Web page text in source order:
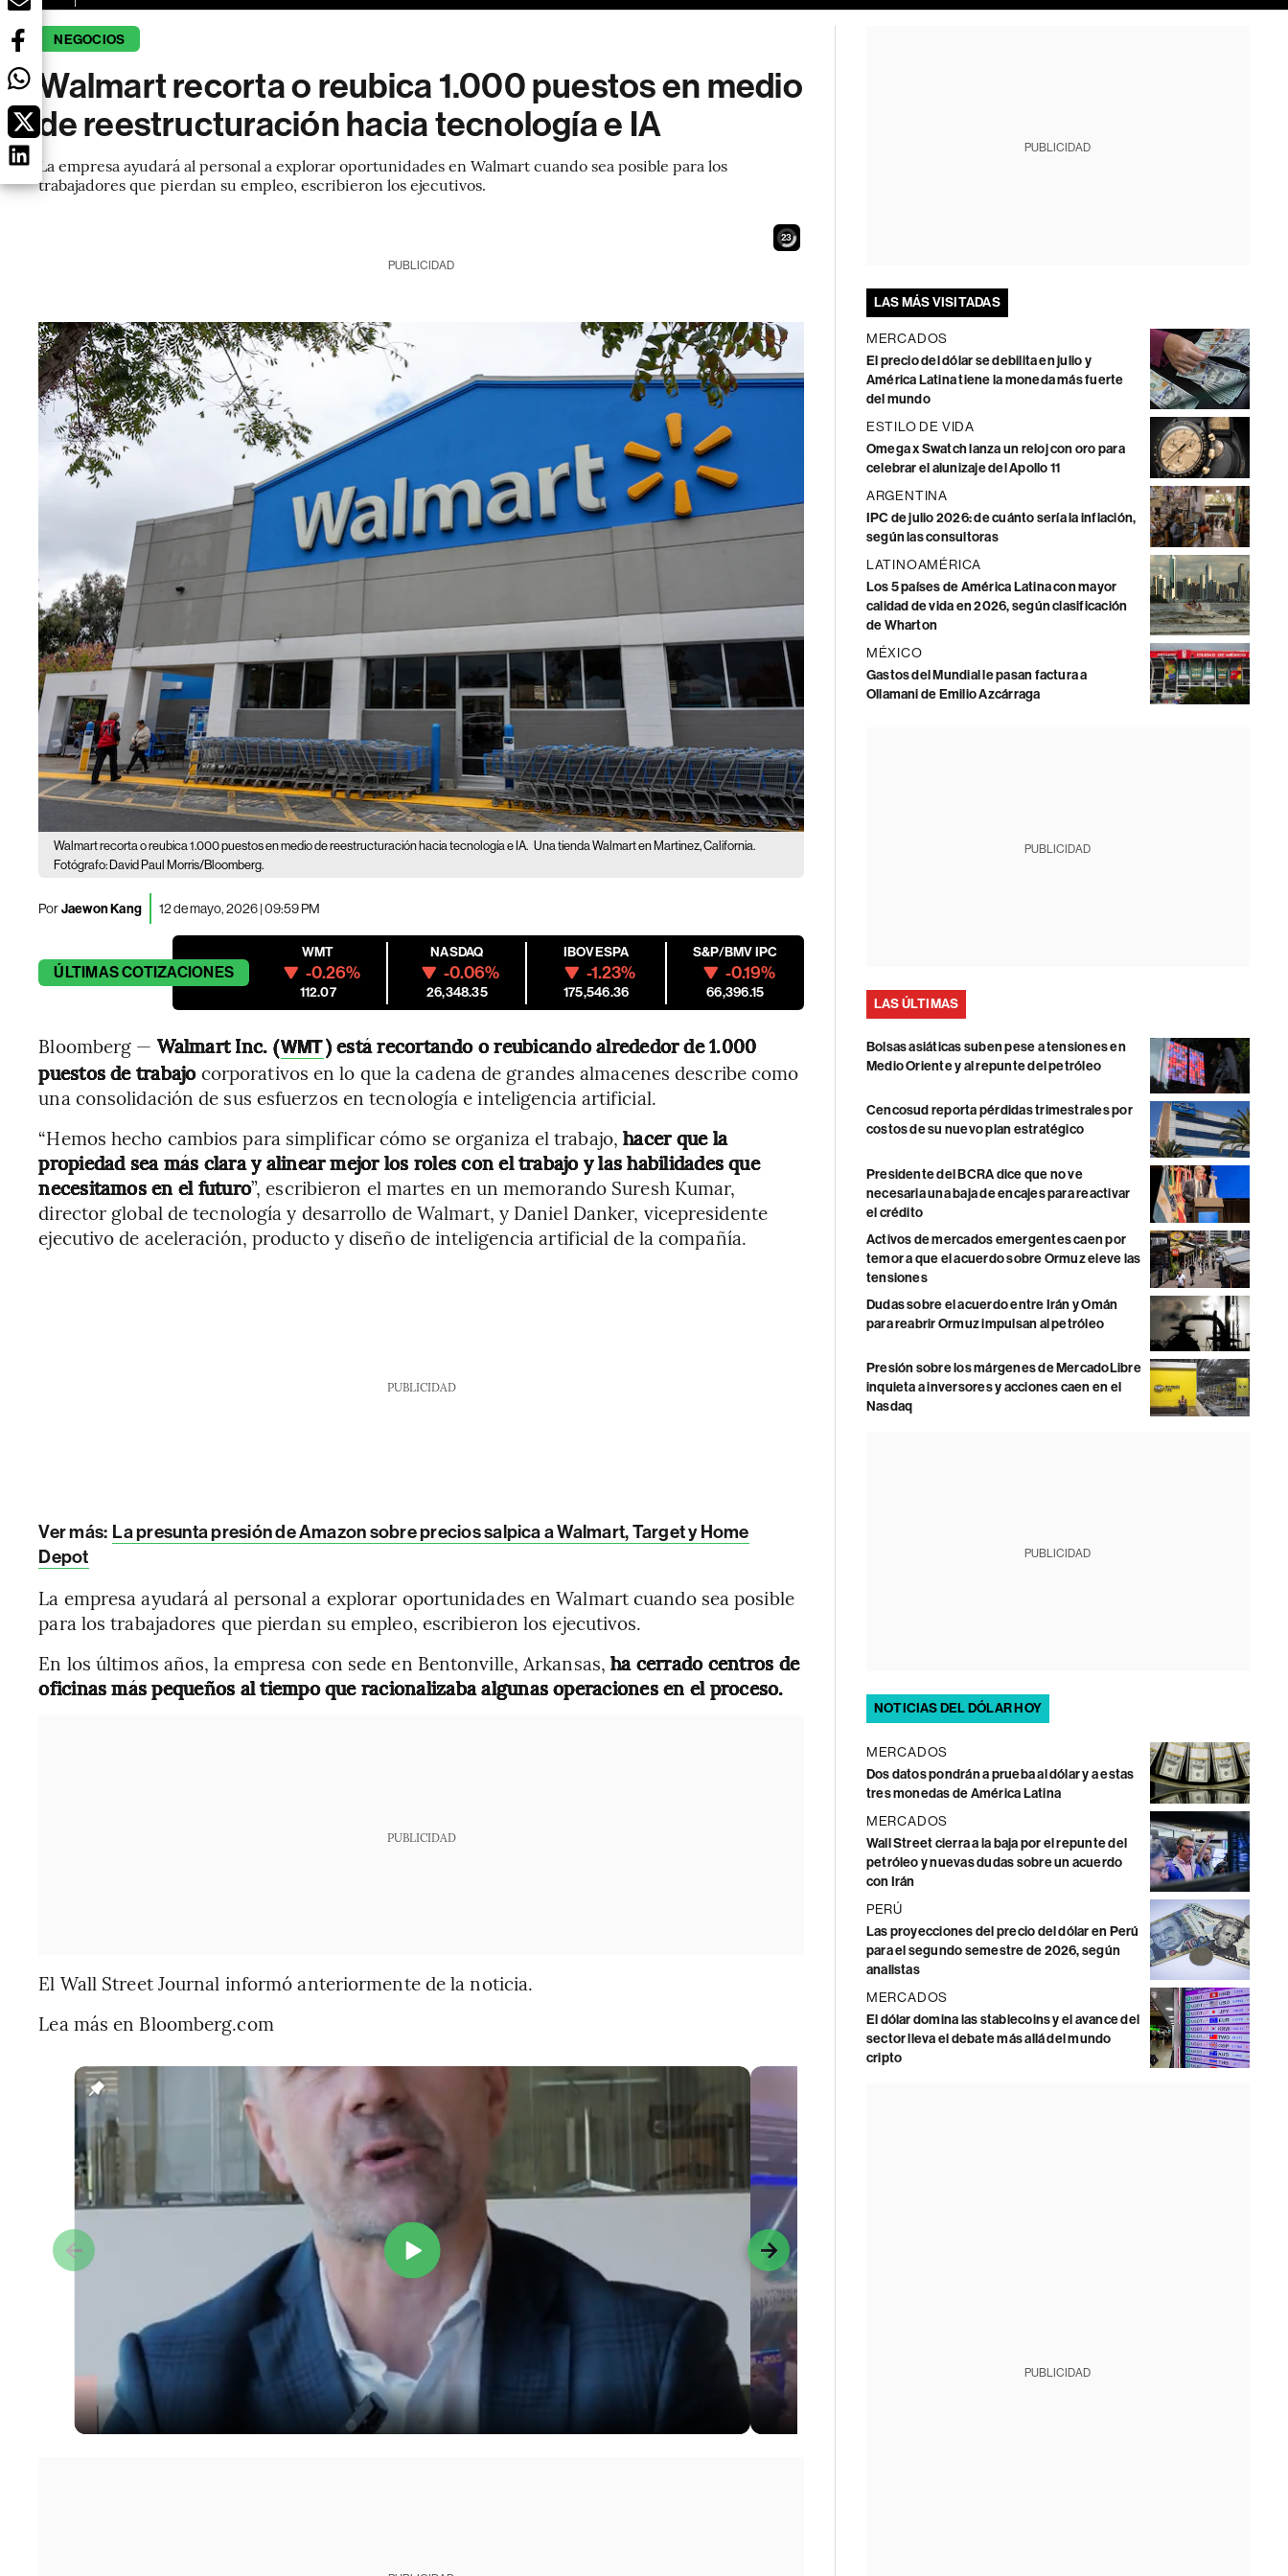
NEGOCIOS
Walmart recorta o reubica 1.000 puestos en medio
de reestructuración hacia tecnología e IA
La empresa ayudará al personal a explorar oportunidades en Walmart cuando sea posible para los
trabajadores que pierdan su empleo, escribieron los ejecutivos.
21
PUBLICIDAD
Walmart recorta o reubica 1.000 puestos en medio de reestructuración hacia tecnología e IA. Una tienda Walmart en Martinez, California.
Fotógrafo: David Paul Morris/Bloomberg.
PorJaewon Kang 12 de mayo, 2026 | 09:59 PM
ÚLTIMASCOTIZACIONES
WMT
-0.26%
112.07
NASDAQ
-0.06%
26,348.35
IBOVESPA
-1.23%
175,546.36
S&P/BMV IPC
-0.19%
66,396.15
Bloomberg — Walmart Inc. (WMT) está recortando o reubicando alrededor de 1.000
puestos de trabajocorporativos en lo que la cadena de grandes almacenes describe como
una consolidación de sus esfuerzos en tecnología e inteligencia artificial.
“Hemos hecho cambios para simplificar cómo se organiza el trabajo, hacer que la
propiedad sea más clara y alinear mejor los roles con el trabajo y las habilidades que
necesitamos en el futuro”, escribieron el martes en un memorando Suresh Kumar,
director global de tecnología y desarrollo de Walmart, y Daniel Danker, vicepresidente
ejecutivo de aceleración, producto y diseño de inteligencia artificial de la compañía.
PUBLICIDAD
Ver más: La presunta presión de Amazon sobre precios salpica a Walmart, Target y Home
Depot
La empresa ayudará al personal a explorar oportunidades en Walmart cuando sea posible
para los trabajadores que pierdan su empleo, escribieron los ejecutivos.
En los últimos años, la empresa con sede en Bentonville, Arkansas,ha cerrado centros de
oficinas más pequeños al tiempo que racionalizaba algunas operaciones en el proceso.
PUBLICIDAD
El Wall Street Journal informó anteriormente de la noticia.
Lea más en Bloomberg.com
PUBLICIDAD
LAS MÁS VISITADAS
MERCADOS
El precio del dólar se debilita en julio y
América Latina tiene la moneda más fuerte
del mundo
ESTILO DE VIDA
Omega x Swatch lanza un reloj con oro para
celebrar el alunizaje del Apollo 11
ARGENTINA
IPC de julio 2026: de cuánto sería la inflación,
según las consultoras
LATINOAMÉRICA
Los 5 países de América Latina con mayor
calidad de vida en 2026, según clasificación
de Wharton
MÉXICO
Gastos del Mundial le pasan factura a
Ollamani de Emilio Azcárraga
PUBLICIDAD
LAS ÚLTIMAS
Bolsas asiáticas suben pese a tensiones en
Medio Oriente y al repunte del petróleo
Cencosud reporta pérdidas trimestrales por
costos de su nuevo plan estratégico
Presidente del BCRA dice que no ve
necesaria una baja de encajes para reactivar
el crédito
Activos de mercados emergentes caen por
temor a que el acuerdo sobre Ormuz eleve las
tensiones
Dudas sobre el acuerdo entre Irán y Omán
para reabrir Ormuz impulsan al petróleo
Presión sobre los márgenes de MercadoLibre
inquieta a inversores y acciones caen en el
Nasdaq
PUBLICIDAD
NOTICIAS DEL DÓLAR HOY
MERCADOS
Dos datos pondrán a prueba al dólar y a estas
tres monedas de América Latina
MERCADOS
Wall Street cierra a la baja por el repunte del
petróleo y nuevas dudas sobre un acuerdo
con Irán
PERÚ
Las proyecciones del precio del dólar en Perú
para el segundo semestre de 2026, según
analistas
MERCADOS
El dólar domina las stablecoins y el avance del
sector lleva el debate más allá del mundo
cripto
PUBLICIDAD